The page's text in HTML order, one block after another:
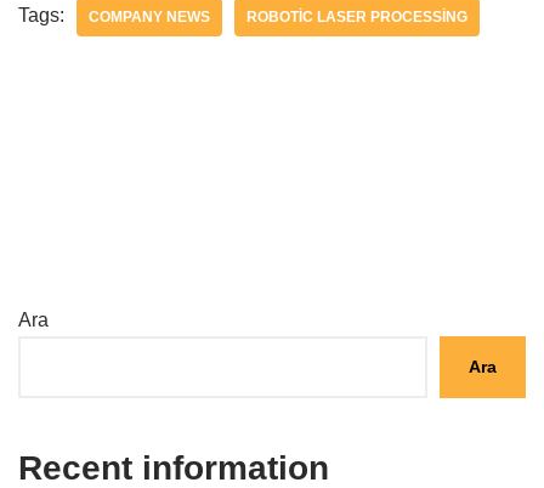
Tags: COMPANY NEWS ROBOTIC LASER PROCESSING
Ara
Ara
Recent information